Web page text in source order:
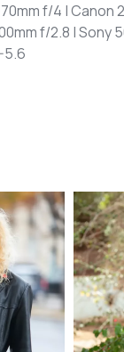
f/4 | Canon
f/2.8 | Sony
5.6